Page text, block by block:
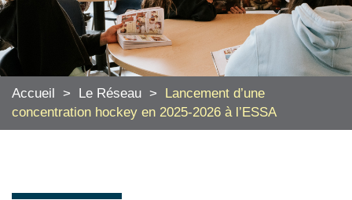
Accueil > Le Réseau >
Lancement d’une
concentration hockey en 2025-2026 à l’ESSA